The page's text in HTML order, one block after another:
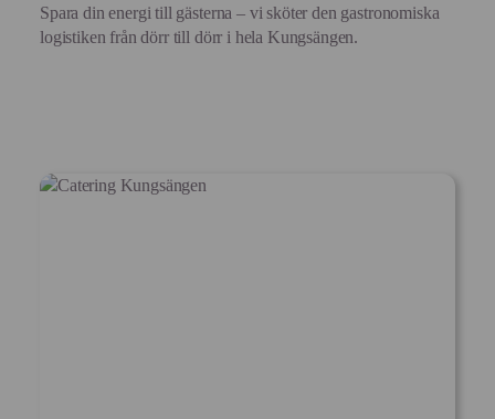
Spara din energi till gästerna – vi sköter den gastronomiska
logistiken från dörr till dörr i hela Kungsängen.